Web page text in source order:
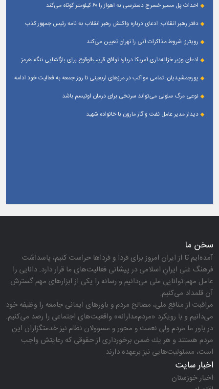
احداث پل مسیر خسرج دسترسی به اهواز را ۶۰ کیلومتر کوتاه می‌کند
دفتر رهبر انقلاب: ادعای درباره واکنش رهبر انقلاب به نامه رئیس جمهور کذب
رویترز: شروط مذاکرات آتی را تهران تعیین می‌کند
ادعای وزیر خزانه‌داری آمریکا درباره توافق قریب‌الوقوع برای بازگشایی تنگه هرمز
پورجمشیدیان: تمامی مواکب در مرزهای اربعینی تا روز جمعه به فعالیت خود ادامه
نوعی مرگ سلولی می‌تواند سرنخی برای درمان اوتیسم باشد
دیدار مدیر عامل نفت و گاز مارون با خانواده شهید
سخن ما
آمده‌ایم تا از ایران امروز برای فردا و فرداها حراست كنیم، پاسداشت
فرهنگ غنی ایرانِ اسلامی در پیشانی فعالیت‌های ما قرار دارد. دانایی را
عامل مهم توانایی ملی می‌دانیم و رسانه را یكی از ابزارهای مهم گسترش
آن قلمداد می‌كنیم.
مراقبت از منافع ملی، مصالح مردم و باورهای ایمانی جامعه را وظیفه خود
می‌دانیم و با رویكرد «مردم‌مدارانه‌» واقعیت‌های اجتماعی را رصد می‌كنیم.
در باور ما مردم ولی نعمت و محور و مسوولان نظام نیز خدمتگزاران این
مردم هستند و هر یك ضمن برخورداری از حقوقی كه رعایتش واجب
است، مسئولیت‌هایی نیز برعهده دارند.
اخبار سایت
اخبار خوزستان